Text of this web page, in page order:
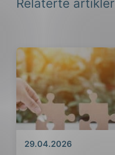
Relaterte artikler
Dato
29.04.2026